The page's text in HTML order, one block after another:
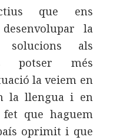
que ens
la
solucions als
potser més
la veiem en
la llengua i en
que haguem
oprimit i que